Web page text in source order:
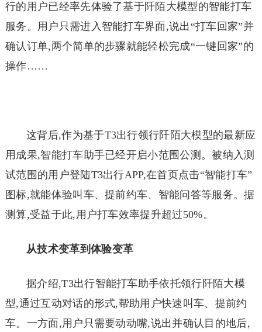
行的用户已经率先体验了基于阡陌大模型的智能打车
服务。用户只需进入智能打车界面,说出“打车回家”并
确认订单,两个简单的步骤就能轻松完成“一键回家”的
操作……
这背后,作为基于T3出行领行阡陌大模型的最新应
用成果,智能打车助手已经开启小范围公测。被纳入测
试范围的用户登陆T3出行APP,在首页点击“智能打车”
图标,就能体验叫车、提前约车、智能问答等服务。据
测算,受益于此,用户打车效率提升超过50%。
从技术变革到体验变革
据介绍,T3出行智能打车助手依托领行阡陌大模
型,通过互动对话的形式,帮助用户快速叫车、提前约
车。一方面,用户只需要动动嘴,说出并确认目的地后,